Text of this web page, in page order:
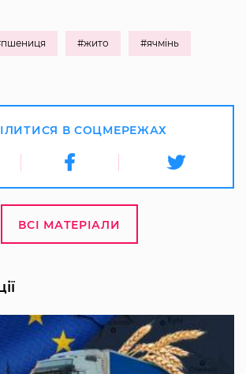
#жито #ячмінь
В СОЦМЕРЕЖАХ
ВСІ МАТЕРІАЛИ